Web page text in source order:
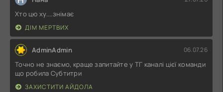
Хто цю ху....знімає
ДІМ МЕРТВИХ
AdminAdmin 06.07.26
Точно не знаємо, краще запитайте у ТГ каналі цієї команди
що робила Субтитри
ЗАХИСТИТИ АЙДОЛА